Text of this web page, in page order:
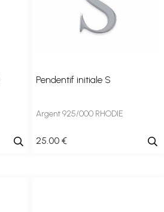
Pendentif initiale S
Argent 925/000 RHODIE
25.00 €